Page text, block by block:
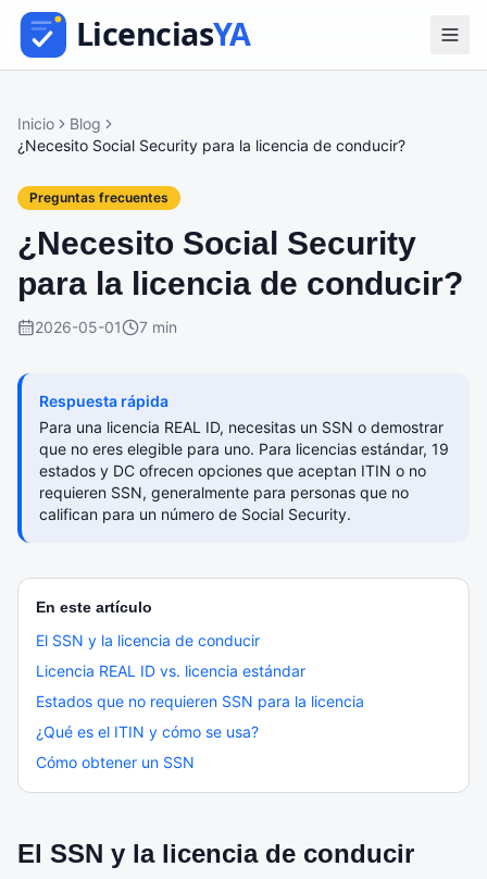
Inicio
Blog
¿Necesito Social Security para la licencia de conducir?
Preguntas frecuentes
¿Necesito Social Security
para la licencia de conducir?
2026-05-01 7 min
Respuesta rápida
Para una licencia REAL ID, necesitas un SSN o demostrar
que no eres elegible para uno. Para licencias estándar, 19
estados y DC ofrecen opciones que aceptan ITIN o no
requieren SSN, generalmente para personas que no
califican para un número de Social Security.
En este artículo
El SSN y la licencia de conducir
Licencia REAL ID vs. licencia estándar
Estados que no requieren SSN para la licencia
¿Qué es el ITIN y cómo se usa?
Cómo obtener un SSN
El SSN y la licencia de conducir